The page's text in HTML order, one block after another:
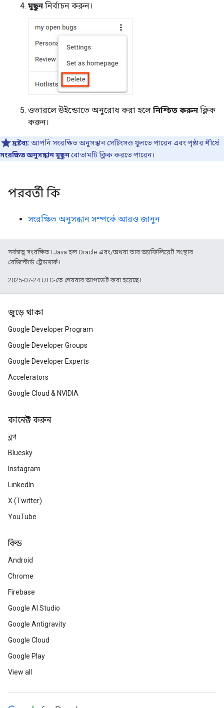
মুছুন নির্বাচন করুন।
ওভারলে উইন্ডোতে অনুরোধ করা হলে নিশ্চিত করুন ক্লিক
করুন।
দ্রষ্টব্য: আপনি সংরক্ষিত অনুসন্ধান সেটিংসও খুলতে পারেন এবং পৃষ্ঠার শীর্ষে
সংরক্ষিত অনুসন্ধান মুছুনবোতামটি ক্লিক করতে পারেন।
পরবর্তী কি
সংরক্ষিত অনুসন্ধান সম্পর্কে আরও জানুন
সর্বস্বত্ব সংরক্ষিত। Java হল Oracle এবং/অথবা তার অ্যাফিলিয়েট সংস্থার
রেজিস্টার্ড ট্রেডমার্ক।
2025-07-24 UTC-তে শেষবার আপডেট করা হয়েছে।
জুড়ে থাকা
Google Developer Program
Google Developer Groups
Google Developer Experts
Accelerators
Google Cloud & NVIDIA
কানেক্ট করুন
ব্লগ
Bluesky
Instagram
LinkedIn
X (Twitter)
YouTube
বিল্ড
Android
Chrome
Firebase
Google AI Studio
Google Antigravity
Google Cloud
Google Play
View all